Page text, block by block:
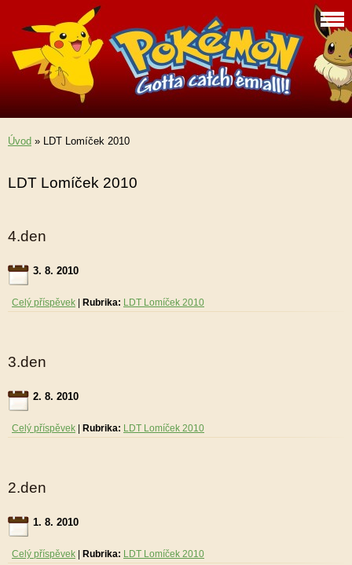
Úvod » LDT Lomíček 2010
LDT Lomíček 2010
4.den
3. 8. 2010
Celý příspěvek Rubrika: LDT Lomíček 2010
3.den
2. 8. 2010
Celý příspěvek Rubrika: LDT Lomíček 2010
2.den
1. 8. 2010
Celý příspěvek Rubrika: LDT Lomíček 2010